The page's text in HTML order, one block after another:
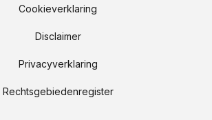
Cookieverklaring
Disclaimer
Privacyverklaring
Rechtsgebiedenregister